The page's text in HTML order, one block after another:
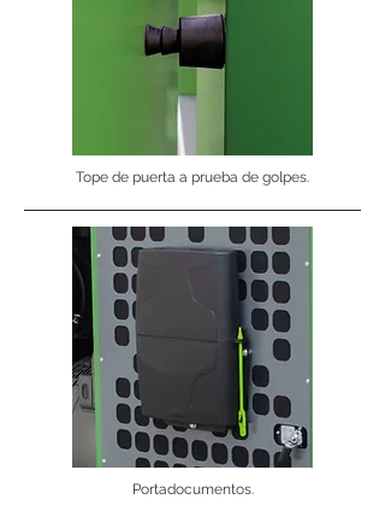
Tope de puerta a prueba de golpes.
Portadocumentos.